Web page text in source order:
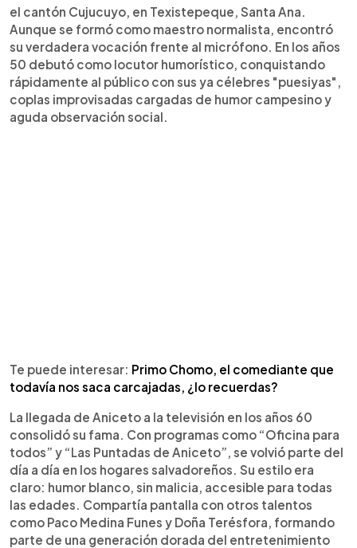
el cantón Cujucuyo, en Texistepeque, Santa Ana.
Aunque se formó como maestro normalista, encontró
su verdadera vocación frente al micrófono. En los años
50 debutó como locutor humorístico, conquistando
rápidamente al público con sus ya célebres "puesiyas",
coplas improvisadas cargadas de humor campesino y
aguda observación social.
Te puede interesar: Primo Chomo, el comediante que
todavía nos saca carcajadas, ¿lo recuerdas?
La llegada de Aniceto a la televisión en los años 60
consolidó su fama. Con programas como “Oficina para
todos” y “Las Puntadas de Aniceto”, se volvió parte del
día a día en los hogares salvadoreños. Su estilo era
claro: humor blanco, sin malicia, accesible para todas
las edades. Compartía pantalla con otros talentos
como Paco Medina Funes y Doña Terésfora, formando
parte de una generación dorada del entretenimiento